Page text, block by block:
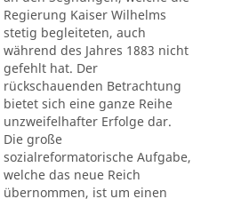
Regierung Kaiser Wilhelms
stetig begleiteten, auch
während des Jahres 1883 nicht
gefehlt hat. Der
rückschauenden Betrachtung
bietet sich eine ganze Reihe
unzweifelhafter Erfolge dar.
Die große
sozialreformatorische Aufgabe,
welche das neue Reich
übernommen, ist um einen